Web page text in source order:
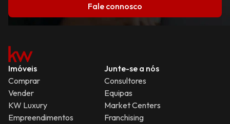
Fale connosco
Imóveis
Comprar
Vender
KW Luxury
Empreendimentos
Junte-se a nós
Consultores
Equipas
Market Centers
Franchising